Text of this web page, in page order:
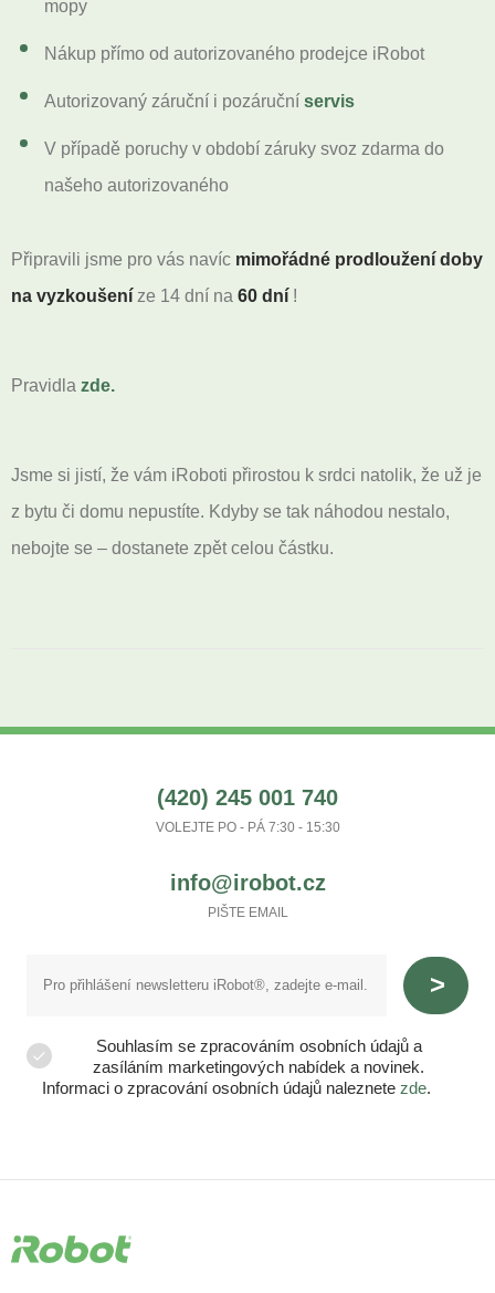
mopy
Nákup přímo od autorizovaného prodejce iRobot
Autorizovaný záruční i pozáruční servis
V případě poruchy v období záruky svoz zdarma do
našeho autorizovaného
Připravili jsme pro vás navíc mimořádné prodloužení doby
na vyzkoušení ze 14 dní na 60 dní !
Pravidla zde.
Jsme si jistí, že vám iRoboti přirostou k srdci natolik, že už je
z bytu či domu nepustíte. Kdyby se tak náhodou nestalo,
nebojte se – dostanete zpět celou částku.
(420) 245 001 740
VOLEJTE PO - PÁ 7:30 - 15:30
info@irobot.cz
PIŠTE EMAIL
Souhlasím se zpracováním osobních údajů a
zasíláním marketingových nabídek a novinek.
Informaci o zpracování osobních údajů naleznete zde.